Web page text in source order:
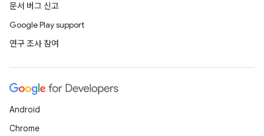
문서 버그 신고
Google Play support
연구 조사 참여
Android
Chrome